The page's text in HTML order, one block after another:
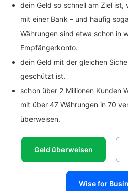
dein Geld so schnell am Ziel ist,
mit einer Bank – und häufig
Währungen sind etwa schon in
Empfängerkonto.
dein Geld mit der gleichen
geschützt ist.
schon über 2 Millionen Kunden
mit über 47 Währungen in 70
überweisen.
Geld überweisen
Wise for